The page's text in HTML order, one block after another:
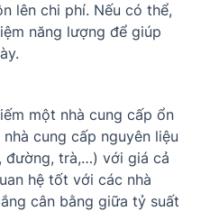
lên chi phí. Nếu có thể,
năng lượng để giúp
một nhà cung cấp ổn
cung cấp nguyên liệu
đường, trà,…) với giá cả
hệ tốt với các nhà
cân bằng giữa tỷ suất